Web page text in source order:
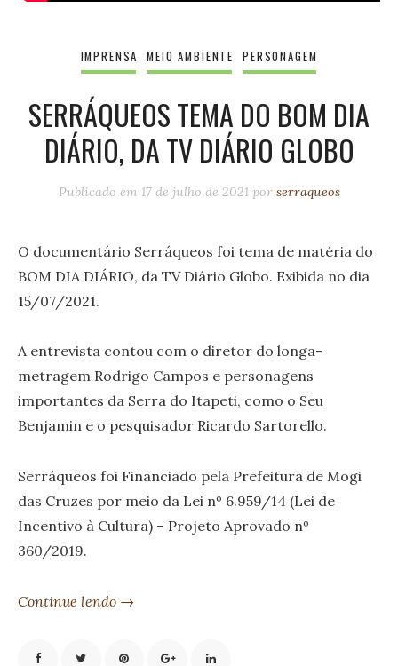
IMPRENSA MEIO AMBIENTE PERSONAGEM
SERRÁQUEOS TEMA DO BOM DIA
DIÁRIO, DA TV DIÁRIO GLOBO
Publicado em 17 de julho de 2021 por serraqueos
O documentário Serráqueos foi tema de matéria do
BOM DIA DIÁRIO, da TV Diário Globo. Exibida no dia
15/07/2021.
A entrevista contou com o diretor do longa-
metragem Rodrigo Campos e personagens
importantes da Serra do Itapeti, como o Seu
Benjamin e o pesquisador Ricardo Sartorello.
Serráqueos foi Financiado pela Prefeitura de Mogi
das Cruzes por meio da Lei nº 6.959/14 (Lei de
Incentivo à Cultura) – Projeto Aprovado nº
360/2019.
Continue lendo →